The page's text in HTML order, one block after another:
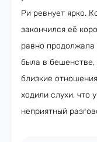
Ри ревнует ярко.
закончился её
равно продолжала
была в бешенстве,
близкие
ходили слухи, что
неприятный